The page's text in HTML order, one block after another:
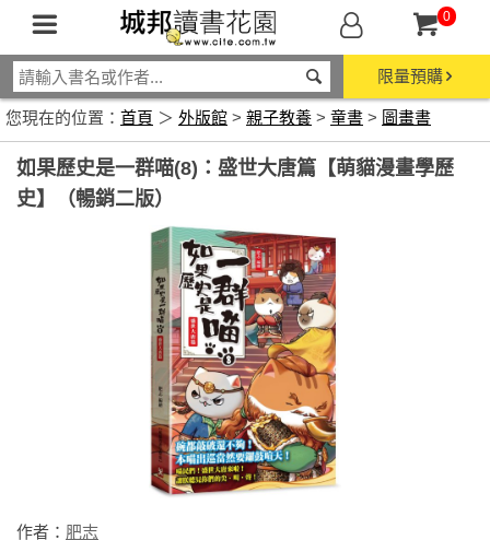
0
限量預購
您現在的位置： 首頁 ＞ 外版館 > 親子教養 > 童書 > 圖畫書
如果歷史是一群喵(8)：盛世大唐篇【萌貓漫畫學歷
史】（暢銷二版）
作者： 肥志